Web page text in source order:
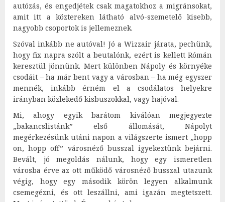
autózás, és engedjétek csak magatokhoz a migránsokat,
amit itt a köztereken látható alvó-szemetelő kisebb,
nagyobb csoportok is jellemeznek.
Szóval inkább ne autóval! Jó a Wizzair járata, pechünk,
hogy fix napra szólt a beutalónk, ezért is kellett Rómán
keresztül jönnünk. Mert különben Nápoly és környéke
csodáit – ha már bent vagy a városban – ha még egyszer
mennék, inkább érném el a csodálatos helyekre
irányban közlekedő kisbuszokkal, vagy hajóval.
Mi, ahogy egyik barátom kiválóan megjegyezte
„bakancslistánk” első állomását, Nápolyt
megérkezésünk utáni napon a világszerte ismert „hopp
on, hopp off” városnéző busszal igyekeztünk bejárni.
Bevált, jó megoldás nálunk, hogy egy ismeretlen
városba érve az ott működő városnéző busszal utazunk
végig, hogy egy második körön legyen alkalmunk
csemegézni, és ott leszállni, ami igazán megtetszett.